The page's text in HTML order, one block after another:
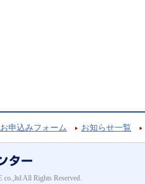
申込みフォーム お知らせ一覧
All Rights Reserved.